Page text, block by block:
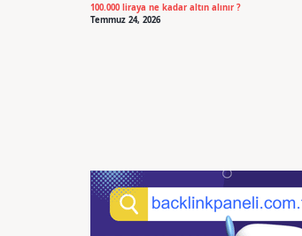
100.000 liraya ne kadar altın alınır ?
Temmuz 24, 2026